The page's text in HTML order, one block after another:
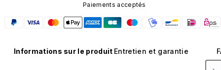
Paiements acceptés
Informations sur le produit Entretien et garantie